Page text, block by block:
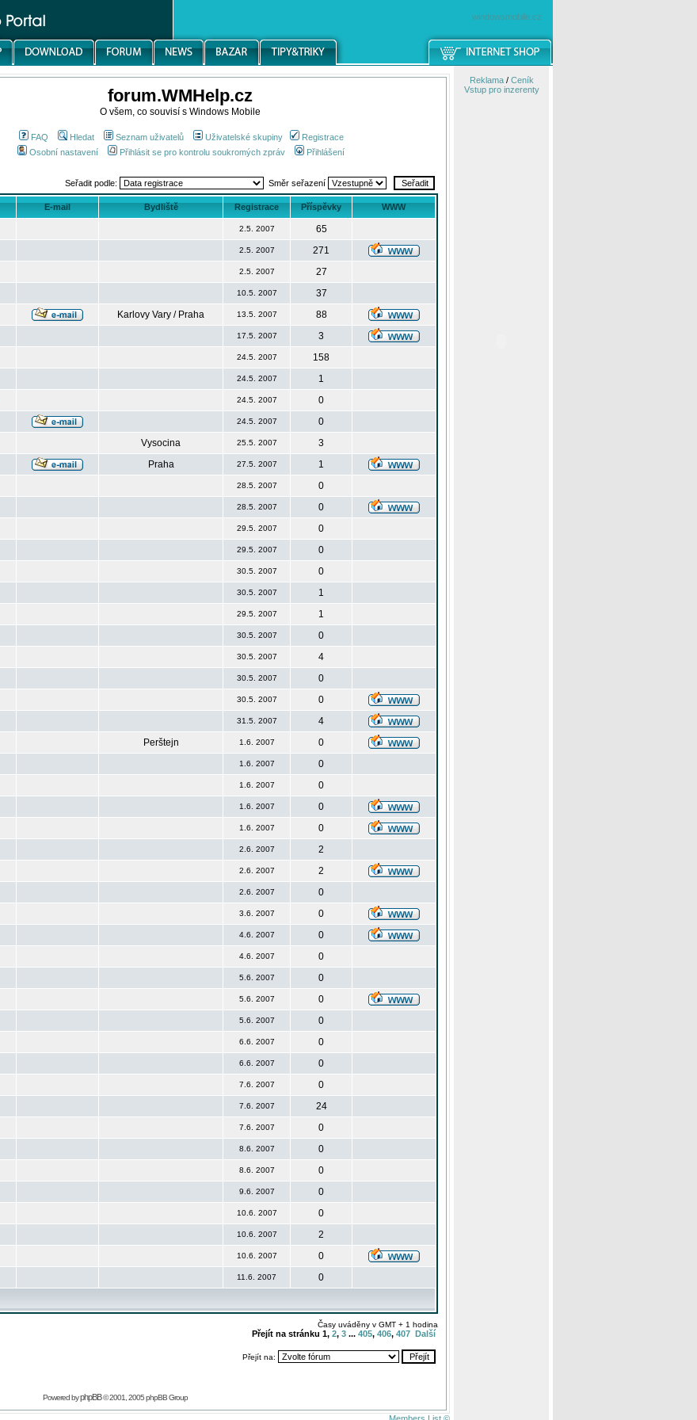
windowsmobile.cz
forum.WMHelp.cz
O všem, co souvisí s Windows Mobile
FAQ Hledat Seznam uživatelů Uživatelské skupiny
Registrace
Osobní nastavení
Přihlásit se pro kontrolu soukromých zpráv Přihlášení
Seřadit podle: Směr seřazení
E-mail Bydliště Registrace Příspěvky WWW
2.5. 2007
65
2.5. 2007
271
2.5. 2007
27
10.5. 2007
37
Karlovy Vary / Praha 13.5. 2007
88
17.5. 2007
3
24.5. 2007
158
24.5. 2007
1
24.5. 2007
0
24.5. 2007
0
Vysocina 25.5. 2007
3
Praha 27.5. 2007
1
28.5. 2007
0
28.5. 2007
0
29.5. 2007
0
29.5. 2007
0
30.5. 2007
0
30.5. 2007
1
29.5. 2007
1
30.5. 2007
0
30.5. 2007
4
30.5. 2007
0
30.5. 2007
0
31.5. 2007
4
Perštejn 1.6. 2007
0
1.6. 2007
0
1.6. 2007
0
1.6. 2007
0
1.6. 2007
0
2.6. 2007
2
2.6. 2007
2
2.6. 2007
0
3.6. 2007
0
4.6. 2007
0
4.6. 2007
0
5.6. 2007
0
5.6. 2007
0
5.6. 2007
0
6.6. 2007
0
6.6. 2007
0
7.6. 2007
0
7.6. 2007
24
7.6. 2007
0
8.6. 2007
0
8.6. 2007
0
9.6. 2007
0
10.6. 2007
0
10.6. 2007
2
10.6. 2007
0
11.6. 2007 0
Časy uváděny v GMT + 1 hodina
Přejít na stránku 1, 2, 3 ... 405, 406, 407 Další
Přejít na:
Powered byphpBB© 2001, 2005 phpBB Group
Reklama/ Ceník
Vstup pro inzerenty